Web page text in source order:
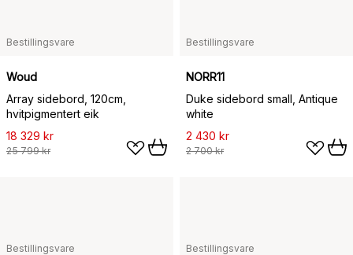
Bestillingsvare
Woud
Array sidebord, 120cm,
hvitpigmentert eik
18 329 kr
25 799 kr
Bestillingsvare
NORR11
Duke sidebord small, Antique
white
2 430 kr
2 700 kr
Bestillingsvare Bestillingsvare